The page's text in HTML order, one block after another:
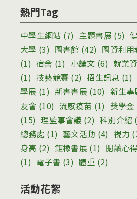
熱門Tag
中學生網站 (7) 主題書展(5)
大學 (3) 圖書館 (42) 圖資利用
(1) 宿舍 (1) 小論文 (6) 就業
(1) 技藝競賽 (2) 招生訊息 (1)
學展 (1) 新書書展 (10) 新生專
友會 (10) 流感疫苗 (1) 獎學金
(15) 理監事會議 (2) 科別介紹
總務處 (1) 藝文活動 (4) 視力
身高 (2) 鉅橡書展 (1) 閱讀心
(1) 電子書 (3) 體重 (2)
活動花絮